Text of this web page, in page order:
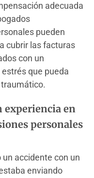
adecuada
pueden
cubrir las facturas
con un
que pueda
experiencia en
personales
accidente con un
enviando